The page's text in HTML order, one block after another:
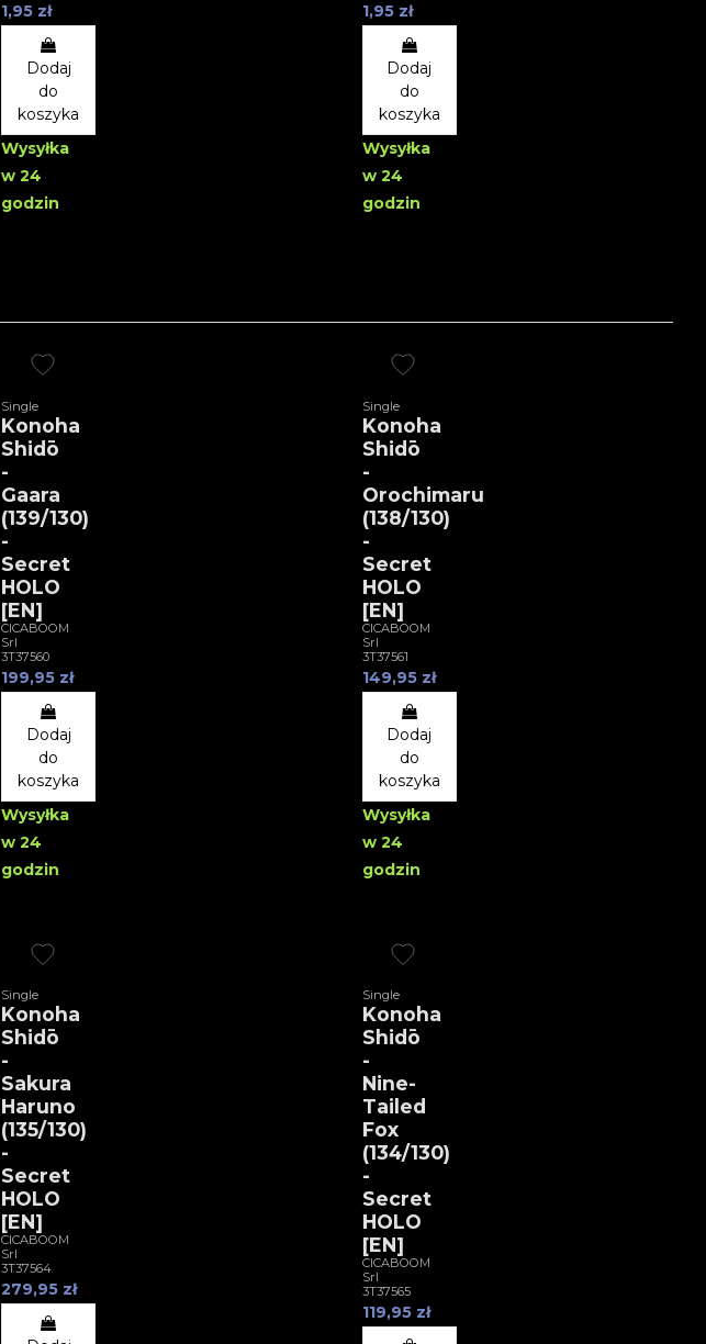
1,95 zł
Dodaj
do
koszyka
Wysyłka
w 24
godzin
1,95 zł
Dodaj
do
koszyka
Wysyłka
w 24
godzin
Single
Konoha
Shidō
-
Gaara
(139/130)
-
Secret
HOLO
[EN]
CICABOOM
Srl
3T37560
199,95 zł
Dodaj
do
koszyka
Wysyłka
w 24
godzin
Single
Konoha
Shidō
-
Orochimaru
(138/130)
-
Secret
HOLO
[EN]
CICABOOM
Srl
3T37561
149,95 zł
Dodaj
do
koszyka
Wysyłka
w 24
godzin
Single
Konoha
Shidō
-
Sakura
Haruno
(135/130)
-
Secret
HOLO
[EN]
CICABOOM
Srl
3T37564
279,95 zł
Single
Konoha
Shidō
-
Nine-
Tailed
Fox
(134/130)
-
Secret
HOLO
[EN]
CICABOOM
Srl
3T37565
119,95 zł